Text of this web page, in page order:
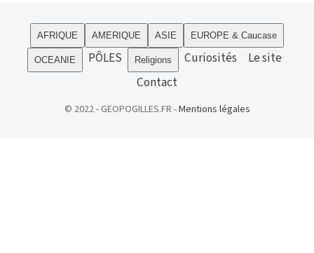
AFRIQUE AMERIQUE ASIE EUROPE & Caucase
OCEANIE PÔLES Religions Curiosités
Le site
Contact
© 2022 - GEOPOGILLES.FR -Mentions légales